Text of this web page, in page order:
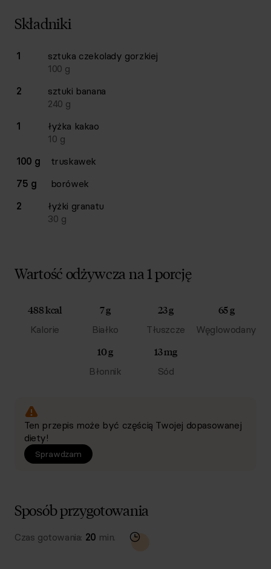
Składniki
Lista składników przepisu z ilościami i wagami
Ilość Składnik
1 sztuka czekolady gorzkiej
100 g
2
sztuki banana
240 g
1
łyżka kakao
10 g
100 g
truskawek
75 g
borówek
2
łyżki granatu
30 g
Wartość odżywcza na 1 porcję
488 kcal
Kalorie
7 g
Białko
23 g
Tłuszcze
65 g
Węglowodany
10 g
Błonnik
13 mg
Sód
Ten przepis może być częścią Twojej dopasowanej
diety!
Sprawdzam
Sposób przygotowania
Czas gotowania: 20 min.